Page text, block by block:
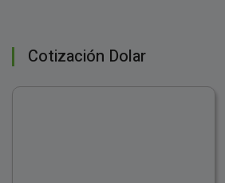
Cotización Dolar